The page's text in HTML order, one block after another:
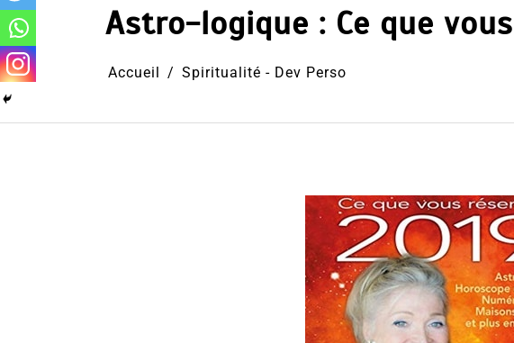
Astro-logique : Ce que
Accueil Spiritualité - Dev Perso